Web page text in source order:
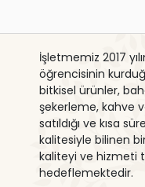
İşletmemiz 2017
öğrencisinin
bitkisel ürünler,
şekerleme, kahve
satıldığı ve kısa
kalitesiyle bilinen
kaliteyi ve hizmeti
hedeflemektedir.